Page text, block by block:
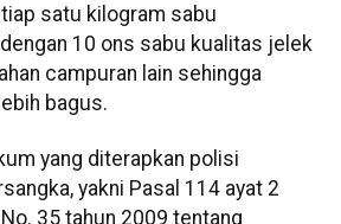
satu kilogram sabu
10 ons sabu kualitas jelek
campuran lain sehingga
bagus.
yang diterapkan polisi
yakni Pasal 114 ayat 2
35 tahun 2009 tentang